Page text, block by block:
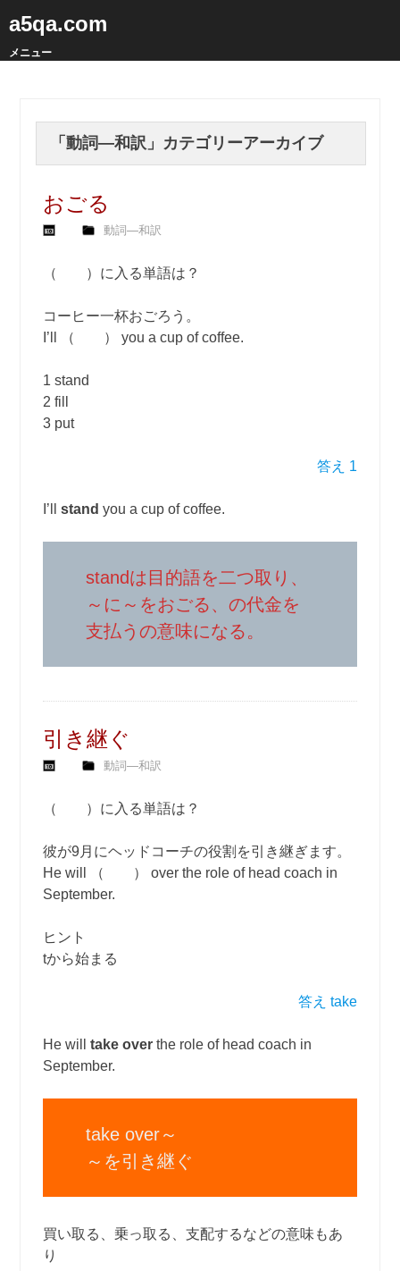
a5qa.com
メニュー
「動詞―和訳 」カテゴリーアーカイブ
おごる
動詞―和訳
（ ）に入る単語は？
コーヒー一杯おごろう。
I’ll （ ） you a cup of coffee.
1 stand
2 fill
3 put
答え 1
I’llstand you a cup of coffee.
standは目的語を二つ取り、
～に～をおごる、の代金を
支払うの意味になる。
引き継ぐ
動詞―和訳
（ ）に入る単語は？
彼が9月にヘッドコーチの役割を引き継ぎます。
He will （ ） over the role of head coach in
September.
ヒント
tから始まる
答え take
He willtake overthe role of head coach in
September.
take over～
～を引き継ぐ
買い取る、乗っ取る、支配するなどの意味もあ
り